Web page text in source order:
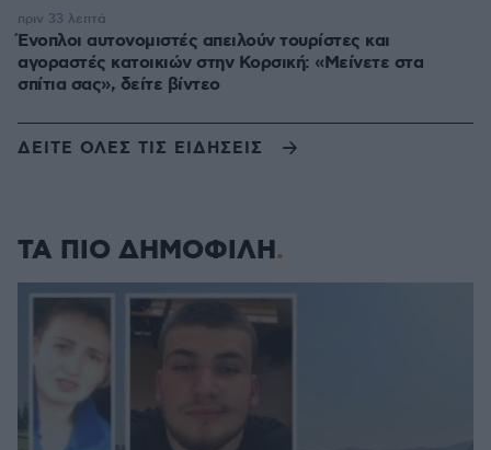
Ένοπλοι αυτονομιστές απειλούν τουρίστες και
αγοραστές κατοικιών στην Κορσική: «Μείνετε στα
σπίτια σας», δείτε βίντεο
πριν 33 λεπτά
ΔΕΙΤΕ ΟΛΕΣ ΤΙΣ ΕΙΔΗΣΕΙΣ
ΤΑ ΠΙΟ ΔΗΜΟΦΙΛΗ